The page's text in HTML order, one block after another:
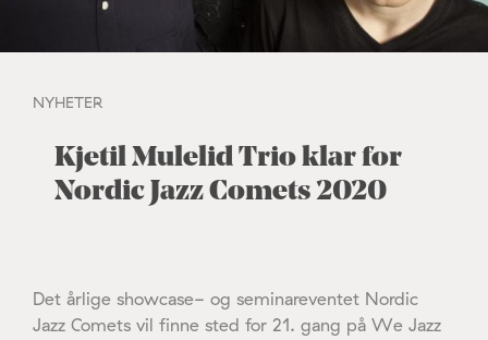
NYHETER
Kjetil Mulelid Trio klar for
Nordic Jazz Comets 2020
Det årlige showcase- og seminareventet Nordic
Jazz Comets vil finne sted for 21. gang på We Jazz